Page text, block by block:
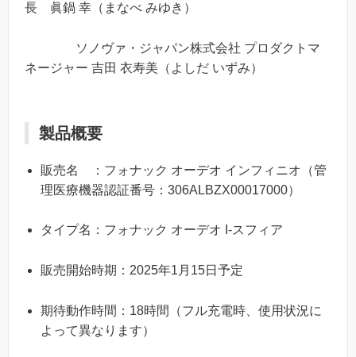
長 眞鍋 幸（まなべ みゆき）
ソノヴァ・ジャパン株式会社 プロダクトマ
ネージャー 吉田 衣寿美（よしだ いずみ）
製品概要
販売名 ：フォナック オーデオ インフィニオ（管
理医療機器認証番号：306ALBZX00017000）
タイプ名：フォナック オーデオ I-スフィア
販売開始時期：2025年1月15日予定
期待動作時間：18時間（フル充電時、使用状況に
よって異なります）